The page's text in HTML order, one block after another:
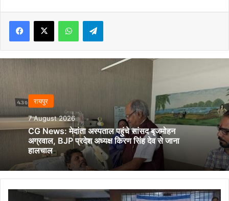
Facebook
X WhatsAppTelegram
रायपुर
7 August 2026
CG News: मेदांता अस्पताल पहुंचे सांसद बृजमोहन
अग्रवाल, BJP प्रदेश अध्यक्ष किरण सिंह देव से जाना
हालचाल